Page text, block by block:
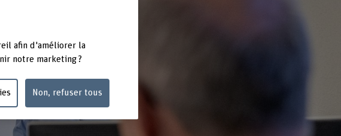
afin d'améliorer la
notre marketing ?
Non, refuser tous